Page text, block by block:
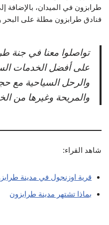
طرابزون في الميدان، بالإضافة
فنادق طرابزون مطلة على البحر
تواصلوا معنا في جنة
على أفضل الخدمات
والرحل السياحية مع
والمريحة وغيرها من
شاهد القراء:
قرية اوزنجول في مدينة
بماذا تشتهر مدينة طرابزون